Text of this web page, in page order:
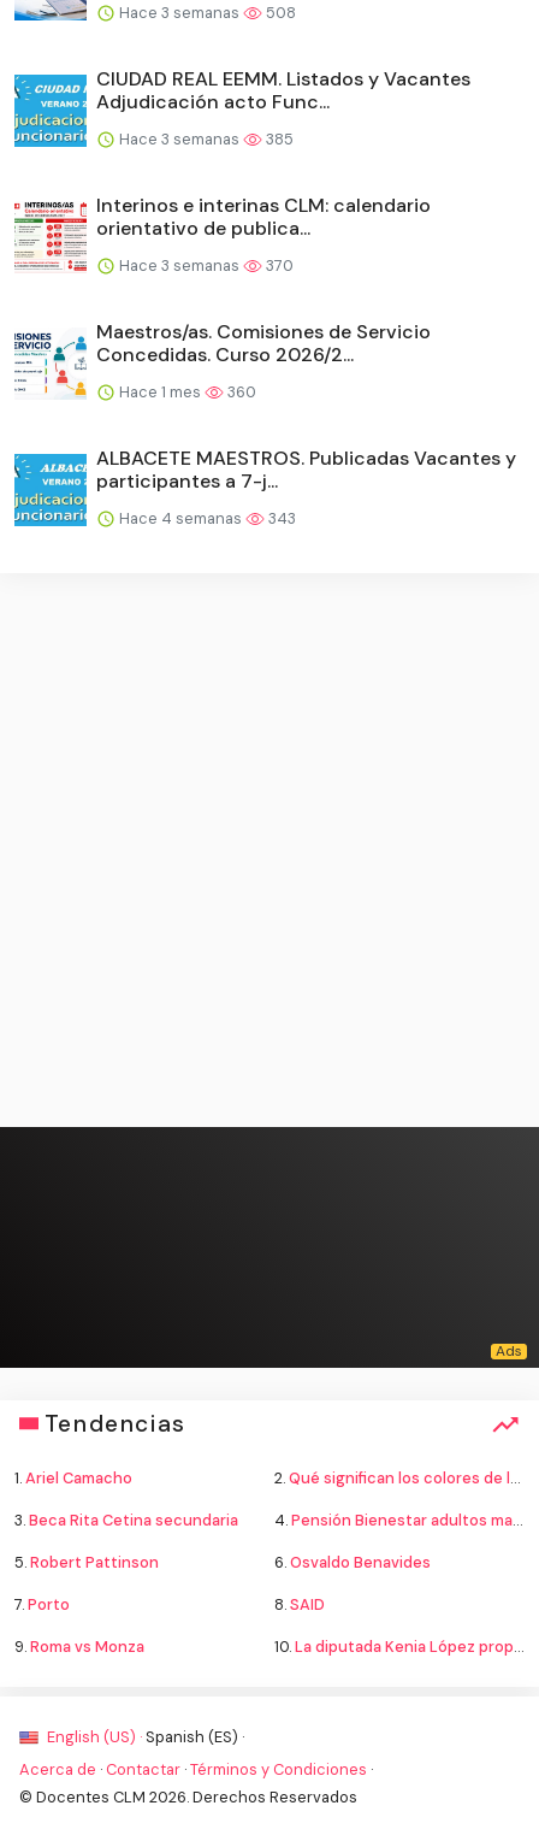
Hace 3 semanas 508
CIUDAD REAL EEMM. Listados y Vacantes
Adjudicación acto Func...
Hace 3 semanas 385
Interinos e interinas CLM: calendario
orientativo de publica...
Hace 3 semanas 370
Maestros/as. Comisiones de Servicio
Concedidas. Curso 2026/2...
Hace 1 mes 360
ALBACETE MAESTROS. Publicadas Vacantes y
participantes a 7-j...
Hace 4 semanas 343
Tendencias
1.Ariel Camacho 2.Qué significan los colores de la bandera
3.Beca Rita Cetina secundaria 4.Pensión Bienestar adultos mayores
5.Robert Pattinson 6.Osvaldo Benavides
7.Porto 8.SAID
9.Roma vs Monza 10.La diputada Kenia López propone cambiar el nombre del país a México
English (US) · Spanish (ES) ·
Acerca de · Contactar ·Términos y Condiciones ·
© Docentes CLM 2026. Derechos Reservados